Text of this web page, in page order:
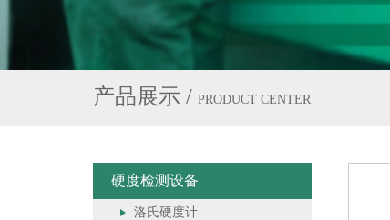
产品展示 / PRODUCT CENTER
硬度检测设备
洛氏硬度计